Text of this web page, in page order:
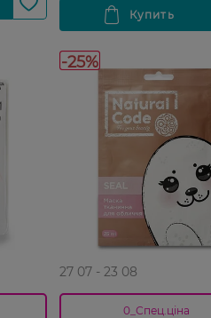
-25%
27 07 - 23 08
0_Спец.ціна